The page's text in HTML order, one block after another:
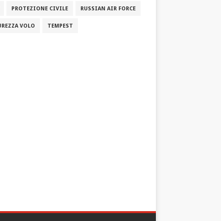
PROTEZIONE CIVILE RUSSIAN AIR FORCE
VOLO TEMPEST